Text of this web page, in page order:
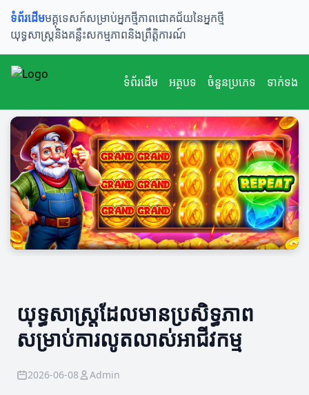
ទំព័រដើមមគ្គុទេសក៍សម្រាប់អ្នកថ្មីភាពជោគជ័យនៃអ្នកថ្មី
យុទ្ធសាស្ត្រនិងគន្លឹះសកម្មភាពនិងព្រឹត្តិការណ៍
ទំព័រដើម អត្ថបទ ចំនួនប្រភេទ ទាក់ទង
យុទ្ធសាស្ត្រដែលមានប្រសិទ្ធភាព
សម្រាប់ការលូតលាស់អាជីវកម្ម
2026-06-08 Admin